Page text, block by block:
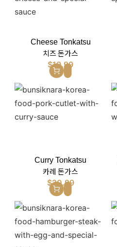
Cheese Tonkatsu
치즈 돈가스
$19.99
Curry Tonkatsu
카레 돈가스
$20.99